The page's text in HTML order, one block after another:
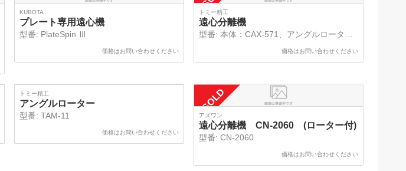
KUBOTA
プレート専用遠心機
型番: PlateSpin Ⅲ
価格はお問い合わせください
トミー精工
遠心分離機
型番: 本体：CAX-571、アングルロータ：
価格はお問い合わせください
トミー精工
アングルローター
型番: TAM-11
価格はお問い合わせください
SOLD
アズワン
遠心分離機 CN-2060 (ローター付)
型番: CN-2060
価格はお問い合わせください